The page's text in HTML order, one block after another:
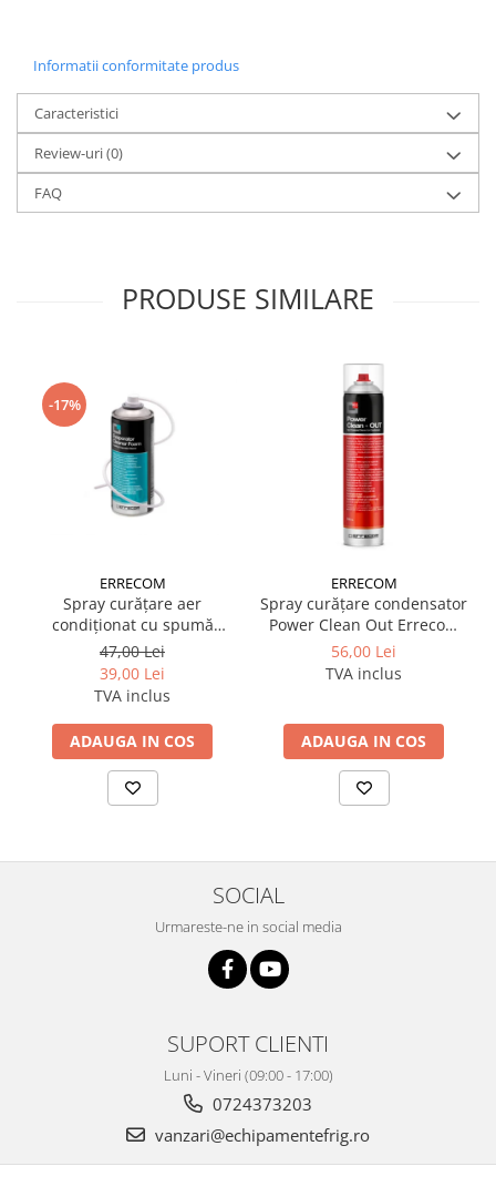
Informatii conformitate produs
Caracteristici
Review-uri(0)
FAQ
PRODUSE SIMILARE
-17%
ERRECOM
Spray curățare aer
condiționat cu spumă
Evaporator Cleaner Foam
400 ml Errecom
47,00 Lei
39,00 Lei
TVA inclus
ADAUGA IN COS
ERRECOM
Spray curățare condensator
Power Clean Out Errecom
750 ml
56,00 Lei
TVA inclus
ADAUGA IN COS
SOCIAL
Urmareste-ne in social media
SUPORT CLIENTI
Luni - Vineri (09:00 - 17:00)
0724373203
vanzari@echipamentefrig.ro